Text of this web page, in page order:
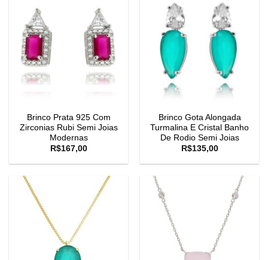
Brinco Prata 925 Com
Zirconias Rubi Semi Joias
Modernas
R$167,00
Brinco Gota Alongada
Turmalina E Cristal Banho
De Rodio Semi Joias
R$135,00